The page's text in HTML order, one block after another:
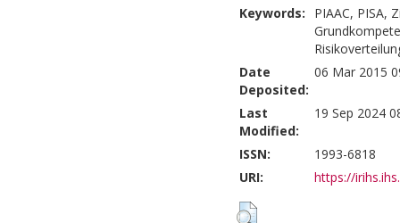
Keywords:
PIAAC, PISA,
Date
Deposited:
06 Mar 2015
Last
Modified:
19 Sep 2024
ISSN:
1993-6818
URI:
https://